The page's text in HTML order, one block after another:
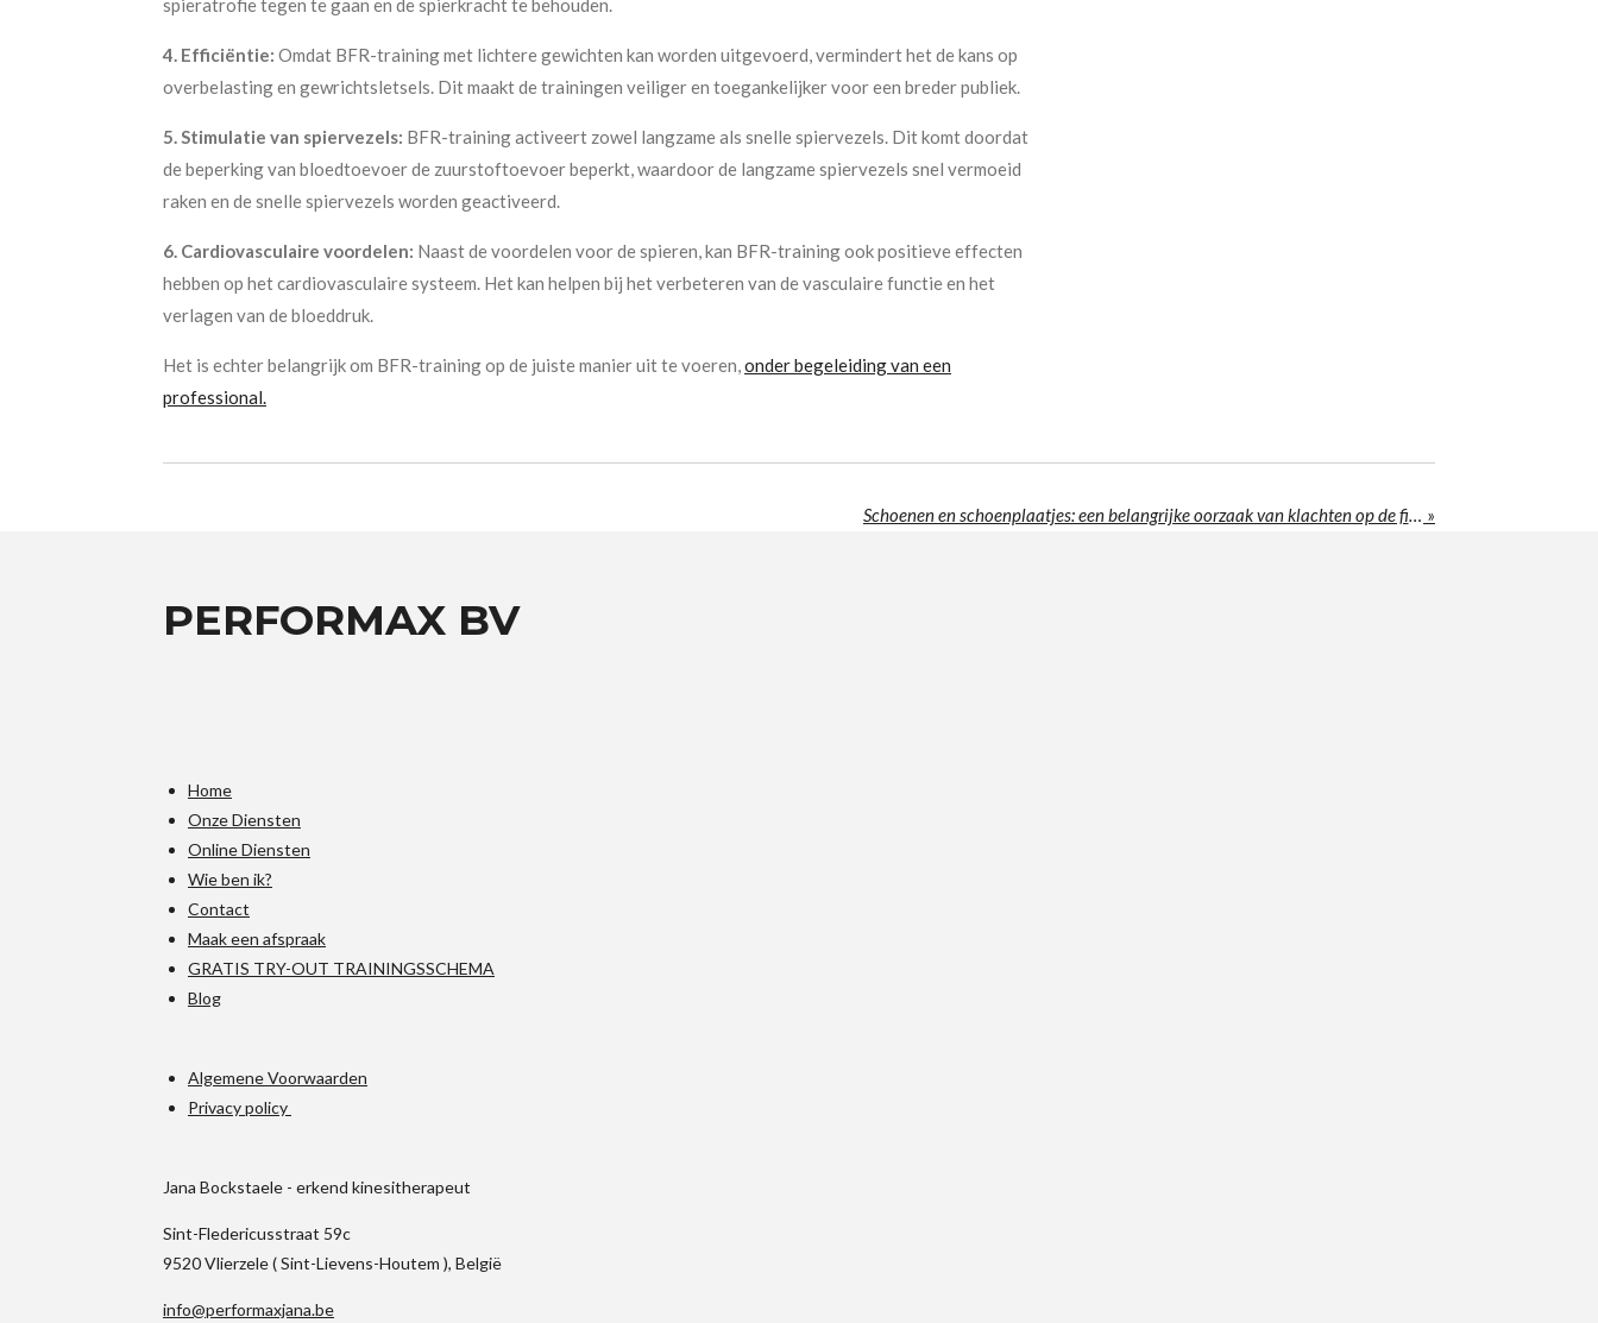
spieratrofie tegen te gaan en de spierkracht te behouden.
4. Efficiëntie: Omdat BFR-training met lichtere gewichten kan worden uitgevoerd, vermindert het de kans op
overbelasting en gewrichtsletsels. Dit maakt de trainingen veiliger en toegankelijker voor een breder publiek.
5. Stimulatie van spiervezels: BFR-training activeert zowel langzame als snelle spiervezels. Dit komt doordat
de beperking van bloedtoevoer de zuurstoftoevoer beperkt, waardoor de langzame spiervezels snel vermoeid
raken en de snelle spiervezels worden geactiveerd.
6. Cardiovasculaire voordelen: Naast de voordelen voor de spieren, kan BFR-training ook positieve effecten
hebben op het cardiovasculaire systeem. Het kan helpen bij het verbeteren van de vasculaire functie en het
verlagen van de bloeddruk.
Het is echter belangrijk om BFR-training op de juiste manier uit te voeren,onder begeleiding van een
professional.
Schoenen en schoenplaatjes: een belangrijke oorzaak van klachten op de fiets »
PERFORMAX BV
Home
Onze Diensten
Online Diensten
Wie ben ik?
Contact
Maak een afspraak
GRATIS TRY-OUT TRAININGSSCHEMA
Blog
Algemene Voorwaarden
Privacy policy
Jana Bockstaele - erkend kinesitherapeut
Sint-Fledericusstraat 59c
9520 Vlierzele ( Sint-Lievens-Houtem ), België
info@performaxjana.be